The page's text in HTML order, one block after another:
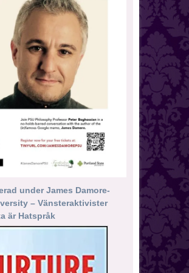
under James Damore-
– Vänsteraktivister
är Hatspråk